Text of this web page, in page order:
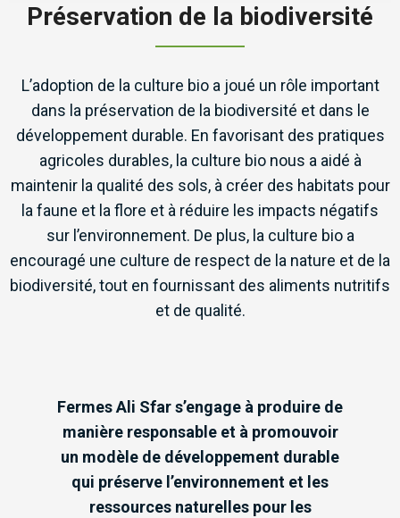
Préservation de la biodiversité
L’adoption de la culture bio a joué un rôle important
dans la préservation de la biodiversité et dans le
développement durable. En favorisant des pratiques
agricoles durables, la culture bio nous a aidé à
maintenir la qualité des sols, à créer des habitats pour
la faune et la flore et à réduire les impacts négatifs
sur l’environnement. De plus, la culture bio a
encouragé une culture de respect de la nature et de la
biodiversité, tout en fournissant des aliments nutritifs
et de qualité.
Fermes Ali Sfar s’engage à produire de
manière responsable et à promouvoir
un modèle de développement durable
qui préserve l’environnement et les
ressources naturelles pour les